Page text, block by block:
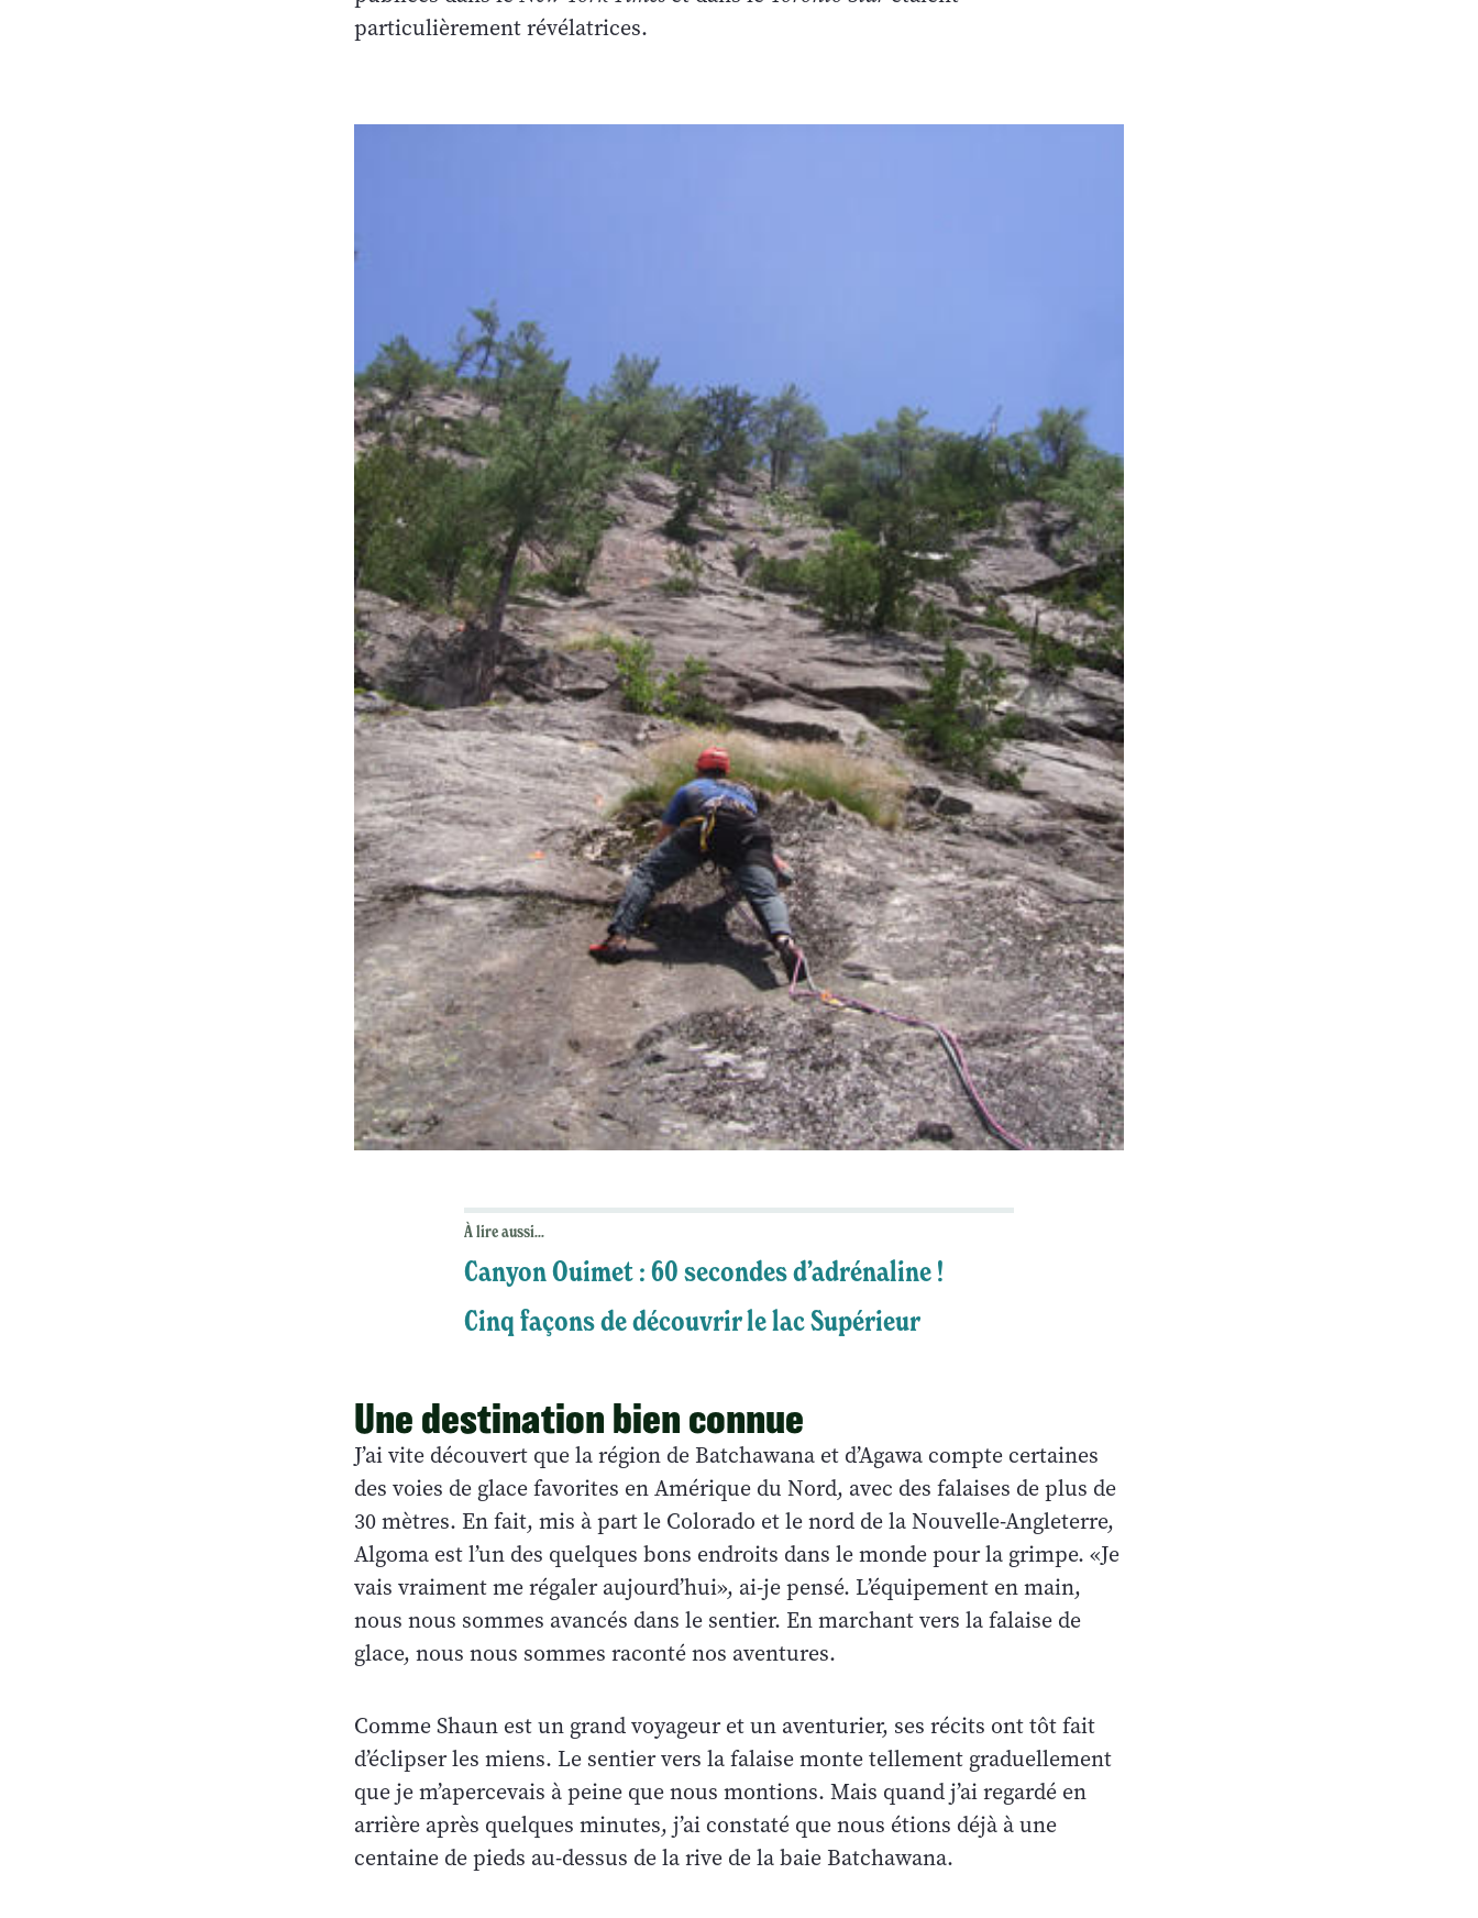
particulièrement révélatrices.
À lire aussi...
Canyon Ouimet : 60 secondes d’adrénaline !
Cinq façons de découvrir le lac Supérieur
Une destination bien connue
J’ai vite découvert que la région de Batchawana et d’Agawa compte certaines
des voies de glace favorites en Amérique du Nord, avec des falaises de plus de
30 mètres. En fait, mis à part le Colorado et le nord de la Nouvelle-Angleterre,
Algoma est l’un des quelques bons endroits dans le monde pour la grimpe. «Je
vais vraiment me régaler aujourd’hui», ai-je pensé. L’équipement en main,
nous nous sommes avancés dans le sentier. En marchant vers la falaise de
glace, nous nous sommes raconté nos aventures.
Comme Shaun est un grand voyageur et un aventurier, ses récits ont tôt fait
d’éclipser les miens. Le sentier vers la falaise monte tellement graduellement
que je m’apercevais à peine que nous montions. Mais quand j’ai regardé en
arrière après quelques minutes, j’ai constaté que nous étions déjà à une
centaine de pieds au-dessus de la rive de la baie Batchawana.